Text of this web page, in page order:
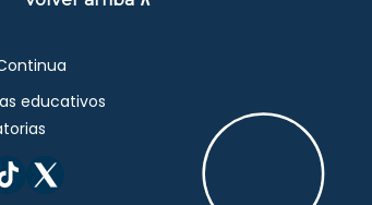
educativos